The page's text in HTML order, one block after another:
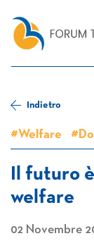
Indietro
#Welfare
Il futuro
welfare
02 Novembre